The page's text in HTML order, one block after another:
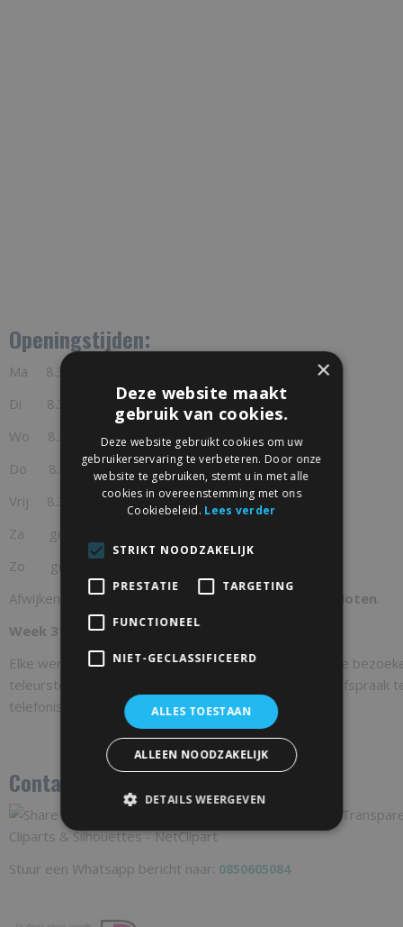
Openingstijden:
Ma 8.30 - 16.30 uur
Di 8.30 - 16.30 uur
Wo 8.30 - 16.30 uur
Do 8.30 - 16.30 uur
Vrij 8.30 - 12.30 uur
Za gesloten
Zo gesloten
Afwijkende openingstijden:
Tijdens feestdagen gesloten.
Week 31,32 en 33 gelsoten i.v.m. bouwvak
Elke werkdag is er gelegenheid om onze werkplaats te
teleurstelling te voorkomen vragen wij om even een afspraak
telefonisch of per e-mail.
Contact via Whatsapp
Stuur een Whatsapp bericht naar: 0850605084
×
Deze website maakt
gebruik van cookies.
Deze website gebruikt cookies om uw
gebruikerservaring te verbeteren. Door onze
website te gebruiken, stemt u in met alle
cookies in overeenstemming met ons
Cookiebeleid. Lees verder
STRIKT NOODZAKELIJK
PRESTATIE TARGETING
FUNCTIONEEL
NIET-GECLASSIFICEERD
ALLES TOESTAAN
ALLEEN NOODZAKELIJK
DETAILS WEERGEVEN